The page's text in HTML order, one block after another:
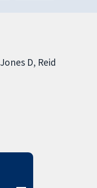
Jones D Reid